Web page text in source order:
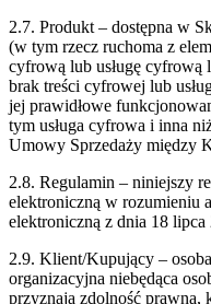
2.7. Produkt – dostępna w
(w tym rzecz ruchoma z
cyfrową lub usługę cyfrową
brak treści cyfrowej lub
jej prawidłowe
tym usługa cyfrowa i inna
Umowy Sprzedaży między
2.8. Regulamin – niniejszy
elektroniczną w rozumieniu
elektroniczną z dnia 18 lipca
2.9. Klient/Kupujący –
organizacyjna niebędąca
przyznają zdolność prawną,